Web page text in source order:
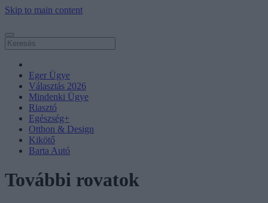
Skip to main content
Eger Ügye
Választás 2026
Mindenki Ügye
Riasztó
Egészség+
Otthon & Design
Kikötő
Barta Autó
További rovatok